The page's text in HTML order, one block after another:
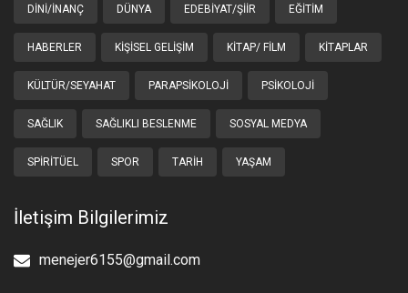
DINI/İNANÇ DÜNYA EDEBIYAT/ŞIIR EĞITIM
HABERLER KIŞISEL GELIŞIM KITAP/ FILM KITAPLAR
KÜLTÜR/SEYAHAT PARAPSIKOLOJI PSIKOLOJI
SAĞLIK SAĞLIKLI BESLENME SOSYAL MEDYA
SPIRITÜEL SPOR TARIH YAŞAM
İletişim Bilgilerimiz
menejer6155@gmail.com